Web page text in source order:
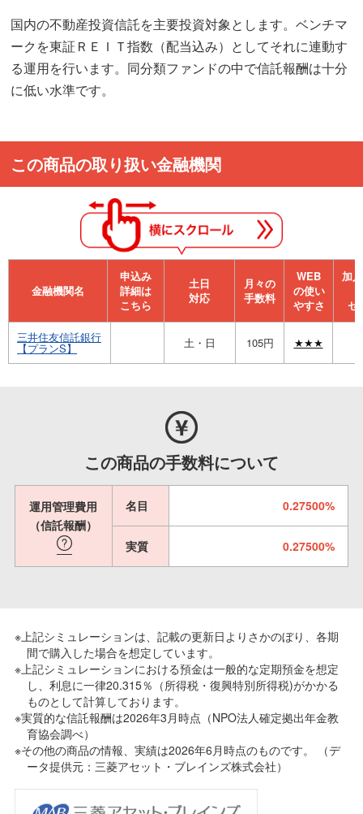
国内の不動産投資信託を主要投資対象とします。ベンチマ
ークを東証ＲＥＩＴ指数（配当込み）としてそれに連動す
る運用を行います。同分類ファンドの中で信託報酬は十分
に低い水準です。
この商品の取り扱い金融機関
金融機関名
申込み
詳細は
こちら
⼟⽇
対応
月々の
手数料
WEB
の使い
やすさ
加
セ
三井住友信託銀行
【プランS】 土・日 105円 ★★★
この商品の手数料について
運用管理費用
（信託報酬）
名目 0.27500%
実質 0.27500%
※上記シミュレーションは、記載の更新日よりさかのぼり、各期
間で購入した場合を想定しています。
※上記シミュレーションにおける預金は一般的な定期預金を想定
し、利息に一律20.315％（所得税・復興特別所得税)がかかる
ものとして計算しております。
※実質的な信託報酬は2026年3月時点（NPO法人確定拠出年金教
育協会調べ）
※その他の商品の情報、実績は2026年6月時点のものです。 （デ
ータ提供元：三菱アセット・ブレインズ株式会社）